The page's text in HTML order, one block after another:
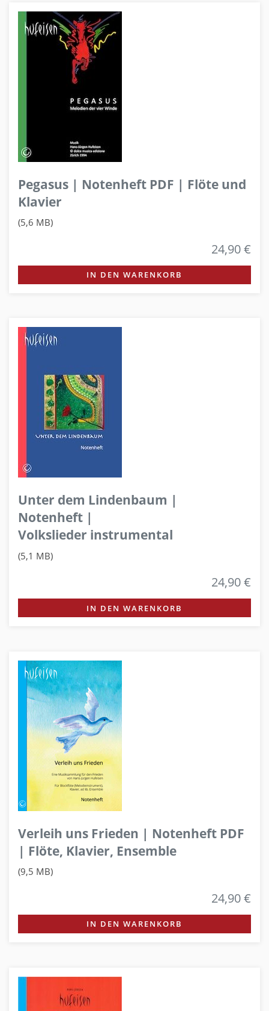
Pegasus | Notenheft PDF | Flöte und
Klavier
(5,6 MB)
24,90 €
IN DEN WARENKORB
Unter dem Lindenbaum |
Notenheft |
Volkslieder instrumental
(5,1 MB)
24,90 €
IN DEN WARENKORB
Verleih uns Frieden | Notenheft PDF
| Flöte, Klavier, Ensemble
(9,5 MB)
24,90 €
IN DEN WARENKORB